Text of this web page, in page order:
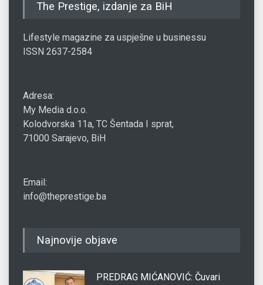
The Prestige, izdanje za BiH
Lifestyle magazine za uspješne u businessu
ISSN 2637-2584
Adresa:
My Media d.o.o.
Kolodvorska 11a, TC Šentada I sprat,
71000 Sarajevo, BiH
Email:
info@theprestige.ba
Najnovije objave
PREDRAG MIĆANOVIĆ: Čuvari